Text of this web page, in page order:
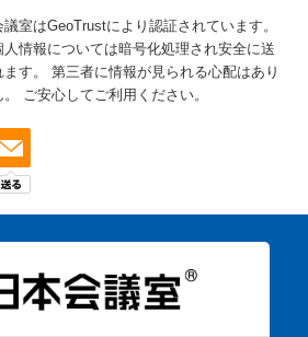
議室はGeoTrustにより認証されています。
人情報については暗号化処理され安全に送
す。
第三者に情報が見られる心配はあり
ご安心してご利用ください。